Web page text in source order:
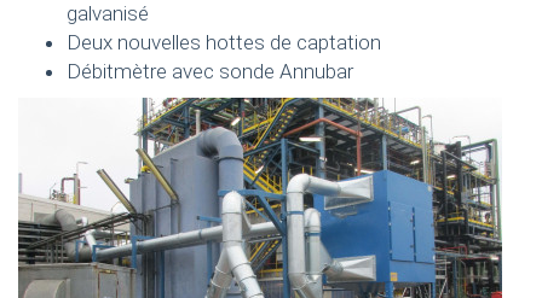
galvanisé
Deux nouvelles hottes de captation
Débitmètre avec sonde Annubar